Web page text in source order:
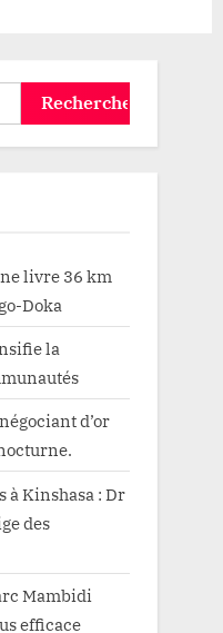
livre 36 km
Doka
la
d’or
à Kinshasa : Dr
des
Mambidi
efficace